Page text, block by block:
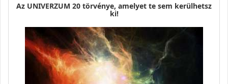
Az UNIVERZUM 20 törvénye, amelyet te sem kerülhetsz
ki!